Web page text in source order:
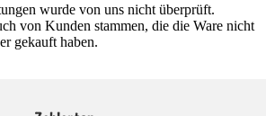
wurde von uns nicht überprüft.
von Kunden stammen, die die Ware nicht
gekauft haben.